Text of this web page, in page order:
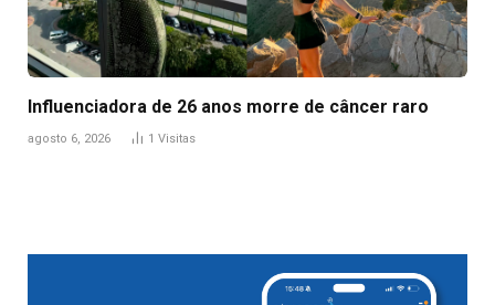
Influenciadora de 26 anos morre de câncer raro
agosto 6, 2026 1 Visitas